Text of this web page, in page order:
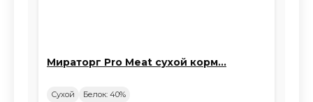
Мираторг Pro Meat сухой корм…
Сухой Белок: 40%